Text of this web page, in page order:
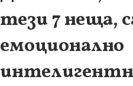
тези 7 неща,
емоционално